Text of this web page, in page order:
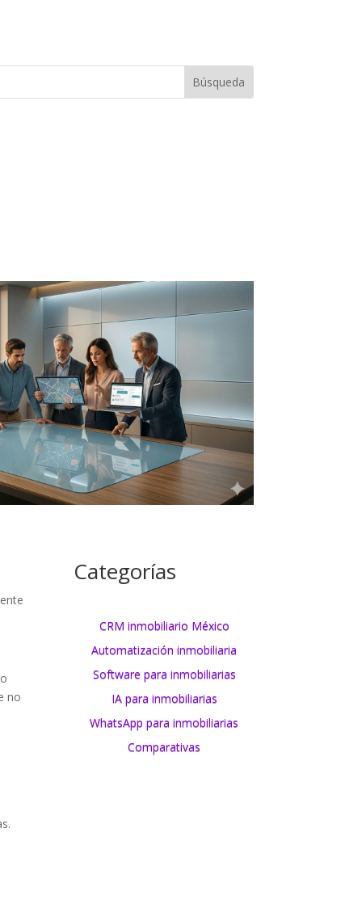
no
Categorías
CRM inmobiliario México
Automatización inmobiliaria
Software para inmobiliarias
IA para inmobiliarias
WhatsApp para inmobiliarias
Comparativas